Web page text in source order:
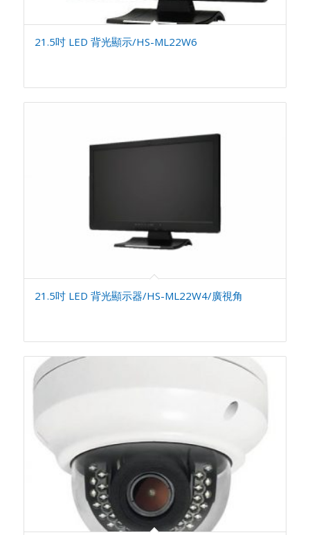
21.5吋 LED 背光顯示/HS-ML22W6
21.5吋 LED 背光顯示器/HS-ML22W4/廣視角